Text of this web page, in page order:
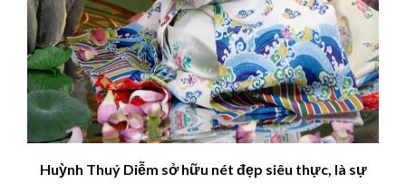
Huỳnh Thuý Diễm sở hữu nét đẹp siêu thực, là sự